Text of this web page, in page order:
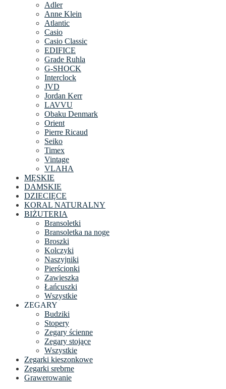
Adler
Anne Klein
Atlantic
Casio
Casio Classic
EDIFICE
Grade Ruhla
G-SHOCK
Interclock
JVD
Jordan Kerr
LAVVU
Obaku Denmark
Orient
Pierre Ricaud
Seiko
Timex
Vintage
VLAHA
MĘSKIE
DAMSKIE
DZIECIĘCE
KORAL NATURALNY
BIŻUTERIA
Bransoletki
Bransoletka na noge
Broszki
Kolczyki
Naszyjniki
Pierścionki
Zawieszka
Łańcuszki
Wszystkie
ZEGARY
Budziki
Stopery
Zegary ścienne
Zegary stojące
Wszystkie
Zegarki kieszonkowe
Zegarki srebrne
Grawerowanie